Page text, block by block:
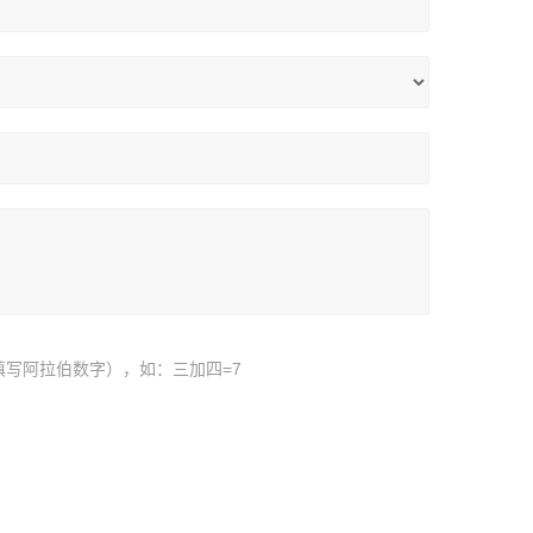
阿拉伯数字），如：三加四=7